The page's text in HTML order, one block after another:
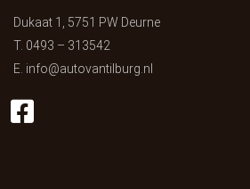
Dukaat 1, 5751 PW Deurne
T. 0493 – 313542
E. info@autovantilburg.nl